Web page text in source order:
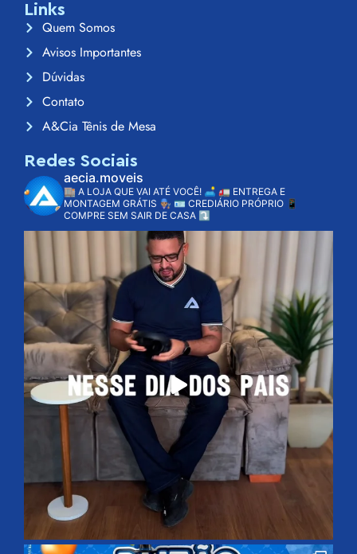
Links
Quem Somos
Avisos Importantes
Dúvidas
Contato
A&Cia Tênis de Mesa
Redes Sociais
aecia.moveis
🏬 A LOJA QUE VAI ATÉ VOCÊ! 🛋️ 🚛 ENTREGA E
MONTAGEM GRÁTIS 👨🏽‍🔧 🪪 CREDIÁRIO PRÓPRIO 📱
COMPRE SEM SAIR DE CASA ⤵️